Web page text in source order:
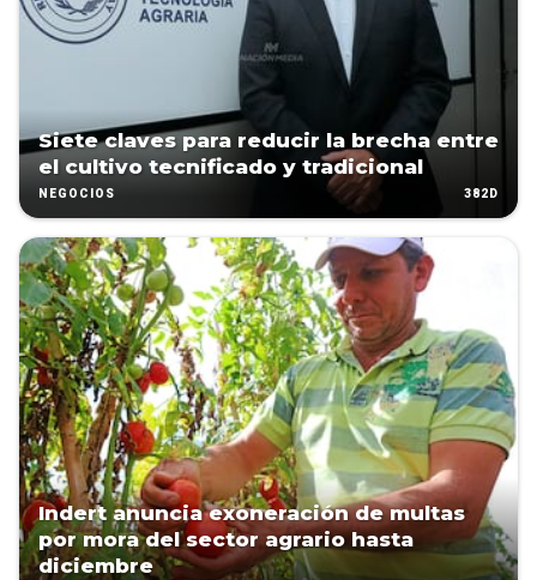
Siete claves para reducir la brecha entre
el cultivo tecnificado y tradicional
NEGOCIOS 382D
Indert anuncia exoneración de multas
por mora del sector agrario hasta
diciembre